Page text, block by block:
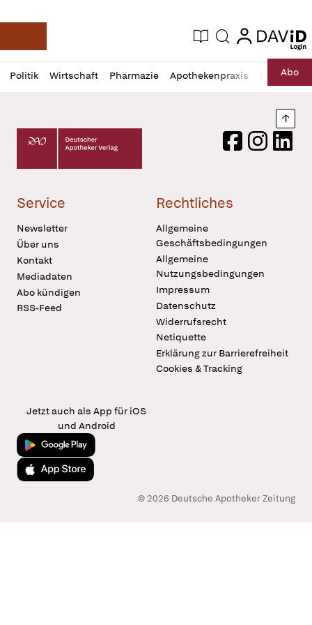
Deutsche Apotheker Zeitung
Aktuelle Ausgabe
Suche login
login
Politik Wirtschaft Pharmazie Apothekenpraxis RechtAbo
Profil
öffnen
Daz
Pur
Deutscher Apotheker Verlag Logo
FacebookInstagram
Service
Newsletter
Über uns
Kontakt
Mediadaten
Abo kündigen
RSS-Feed
Rechtliches
Allgemeine
Geschäftsbedingungen
Allgemeine
Nutzungsbedingungen
Impressum
Datenschutz
Widerrufsrecht
Netiquette
Erklärung zur Barrierefreiheit
Cookies & Tracking
Jetzt auch als App für iOS
und Android
Jetzt bei Google Play
Laden im App Store
© 2026 Deutsche Apotheker Zeitung